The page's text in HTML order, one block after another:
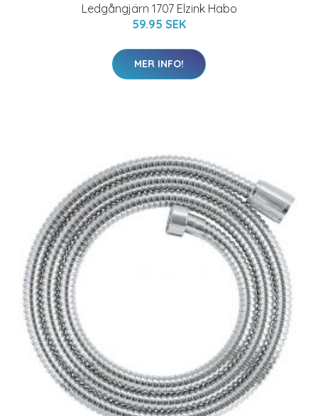
Ledgångjärn 1707 Elzink Habo
59.95 SEK
MER INFO!